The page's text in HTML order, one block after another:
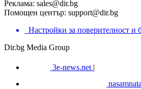
Реклама: sales@dir.bg
Помощен център: support@dir.bg
Настройки за поверителност и
Dir.bg Media Group
3e-news.net |